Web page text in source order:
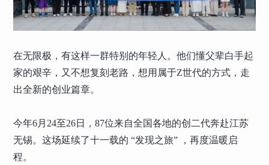
在无限极，有这样一群特别的年轻人。他们懂父辈白手起
家的艰辛，又不想复刻老路，想用属于Z世代的方式，走
出全新的创业篇章。
今年6月24至26日，87位来自全国各地的创二代奔赴江苏
无锡。这场延续了十一载的 “发现之旅” ，再度温暖启
程。